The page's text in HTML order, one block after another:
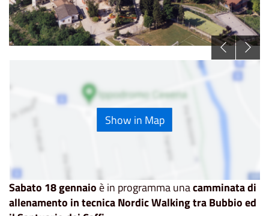
Show in Map
Sabato 18 gennaio è in programma unacamminata di
allenamento in tecnica Nordic Walking tra Bubbio ed